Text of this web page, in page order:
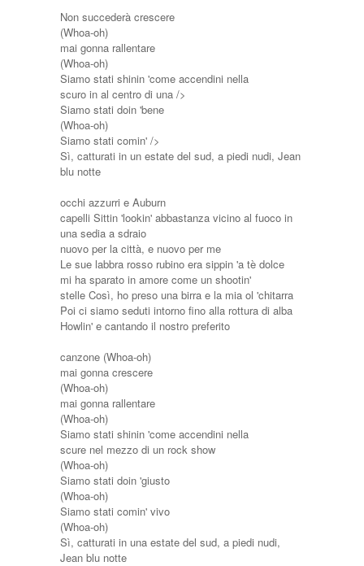
Non succederà crescere
(Whoa-oh)
mai gonna rallentare
(Whoa-oh)
Siamo stati shinin 'come accendini nella
scuro in al centro di una /> ​​
Siamo stati doin 'bene
(Whoa-oh)
Siamo stati comin' />
Sì, catturati in un estate del sud, a piedi nudi, Jean
blu notte
occhi azzurri e Auburn
capelli Sittin 'lookin' abbastanza vicino al fuoco in
una sedia a sdraio
nuovo per la città, e nuovo per me
Le sue labbra rosso rubino era sippin 'a tè dolce
mi ha sparato in amore come un shootin'
stelle Così, ho preso una birra e la mia ol 'chitarra
Poi ci siamo seduti intorno fino alla rottura di alba
Howlin' e cantando il nostro preferito
canzone (Whoa-oh)
mai gonna crescere
(Whoa-oh)
mai gonna rallentare
(Whoa-oh)
Siamo stati shinin 'come accendini nella
scure nel mezzo di un rock show
(Whoa-oh)
Siamo stati doin 'giusto
(Whoa-oh)
Siamo stati comin' vivo
(Whoa-oh)
Sì, catturati in una estate del sud, a piedi nudi,
Jean blu notte